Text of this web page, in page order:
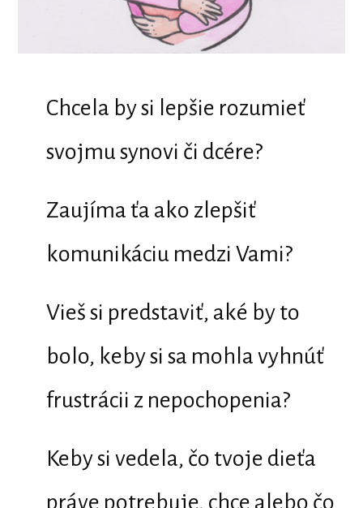
Chcela by si lepšie rozumieť
svojmu synovi či dcére?
Zaujíma ťa ako zlepšiť
komunikáciu medzi Vami?
Vieš si predstaviť, aké by to
bolo, keby si sa mohla vyhnúť
frustrácii z nepochopenia?
Keby si vedela, čo tvoje dieťa
práve potrebuje, chce alebo čo